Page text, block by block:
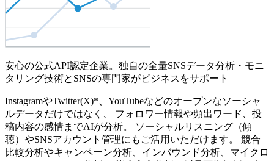
安心の公式API認定企業。独自の全量SNSデータ分析・モニ
タリング技術とSNSの専門家がビジネスをサポート
InstagramやTwitter(X)*、YouTubeなどのオープンなソーシャ
ルデータだけではなく、 フォロワー情報や頻出ワード、投
稿内容の感情までAIが分析。 ソーシャルリスニング（傾
聴）やSNSアカウント管理にもご活用いただけます。 競合
比較分析やキャンペーン分析、インバウンド分析、マイクロ